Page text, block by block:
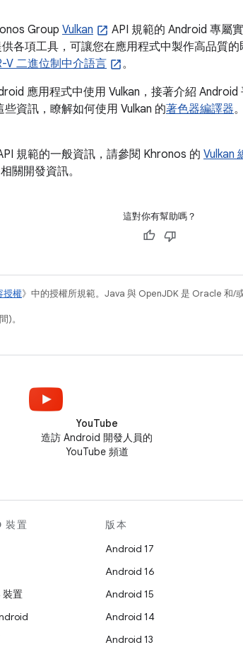
Group Vulkan
API 規範的 Android 專屬
各項工具，可讓您在應用程式中製作高品質
V 二進位制中介語言
。
應用程式中使用 Vulkan，接著介紹 Android
資訊，瞭解如何使用 Vulkan 的著色器編譯器
規範的一般資訊，請參閱 Khronos 的 Vulkan
關開發資訊。
這對你有幫助嗎？
授權》中的授權所規範。Java 與 OpenJDK 是 Oracle 和/
)。
YouTube
造訪 Android 開發人員的
YouTube 頻道
裝置
裝置
版本
Android 17
Android 16
Android 15
Android 14
Android 13